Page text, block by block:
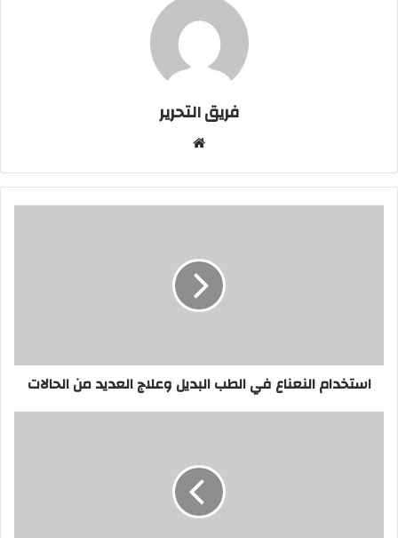
فريق التحرير
الحالات
استخدام النعناع في الطب البديل وعلاج العديد من الحالات